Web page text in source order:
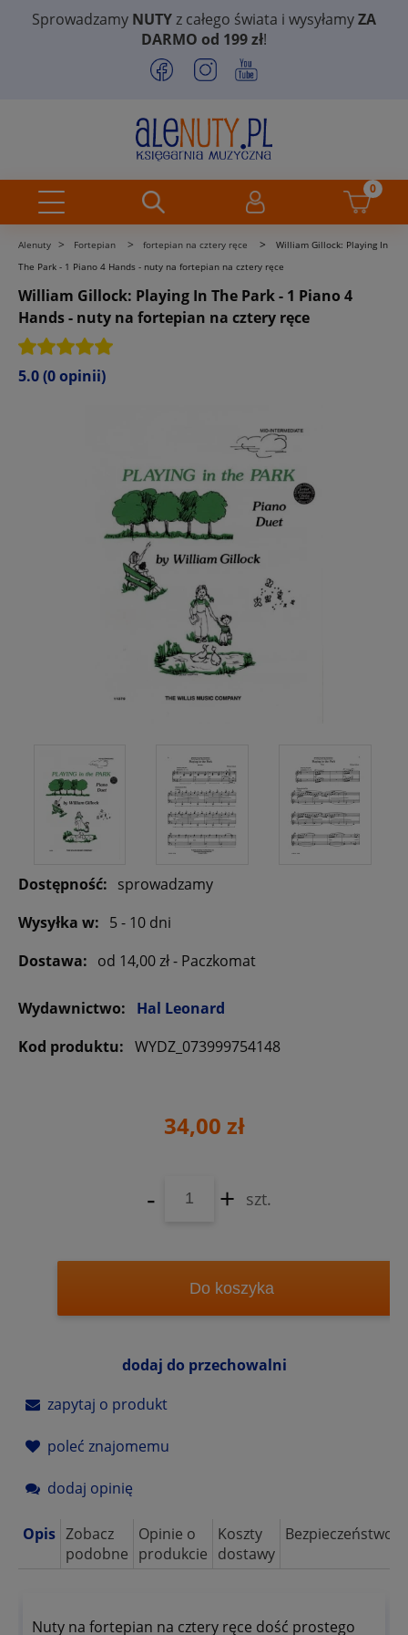
Sprowadzamy NUTYz całego świata i wysyłamyZA
DARMO od 199 zł!
Alenuty > Fortepian > fortepian na cztery ręce >
William Gillock: Playing In
The Park - 1 Piano 4 Hands - nuty na fortepian na cztery ręce
William Gillock: Playing In The Park - 1 Piano 4
Hands - nuty na fortepian na cztery ręce
5.0(0 opinii)
Dostępność: sprowadzamy
Wysyłka w: 5 - 10 dni
Dostawa: od 14,00 zł- Paczkomat
Wydawnictwo:
Hal Leonard
Kod produktu: WYDZ_073999754148
34,00 zł
- + szt.
Do koszyka
dodaj do przechowalni
zapytaj o produkt
poleć znajomemu
dodaj opinię
Opis Zobacz
podobne
Opinie o
produkcie
Koszty
dostawy
Bezpieczeństwo
Nuty na fortepian na cztery ręce dość prostego